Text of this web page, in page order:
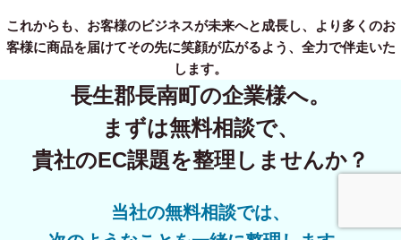
これからも、お客様のビジネスが未来へと成長し、より多くのお
客様に商品を届けてその先に笑顔が広がるよう、全力で伴走いた
します。
長生郡長南町の企業様へ。
まずは無料相談で、
貴社のEC課題を整理しませんか？
当社の無料相談では、
事業内容